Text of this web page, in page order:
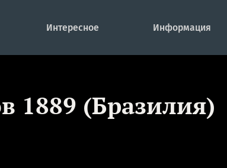
Интересное Информация
1889 (Бразилия)